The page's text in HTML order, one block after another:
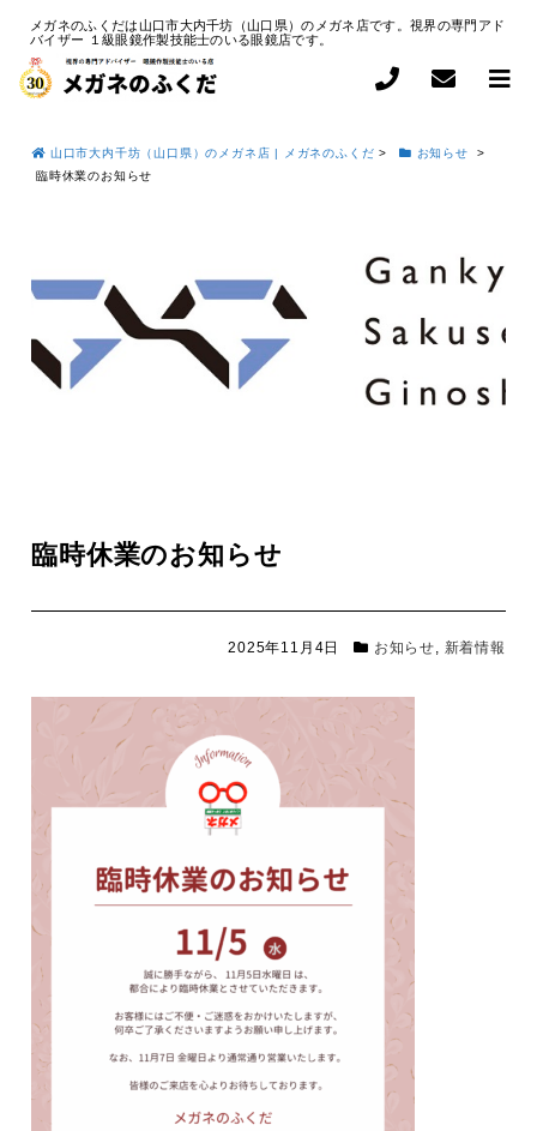
メガネのふくだは山口市大内千坊（山口県）のメガネ店です。視界の専門アド
バイザー １級眼鏡作製技能士のいる眼鏡店です。
山口市大内千坊（山口県）のメガネ店 | メガネのふくだ > お知らせ
>
臨時休業のお知らせ
臨時休業のお知らせ
2025年11月4日 お知らせ 新着情報